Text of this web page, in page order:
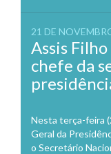
21 DE
Assis
chefe da
Nesta terça-feira
Geral da
o Secretário